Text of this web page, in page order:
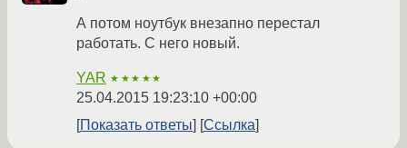
А потом ноутбук внезапно перестал
работать. С него новый.
YAR ★★★★★
25.04.2015 19:23:10 +00:00
Показать ответы
Ссылка